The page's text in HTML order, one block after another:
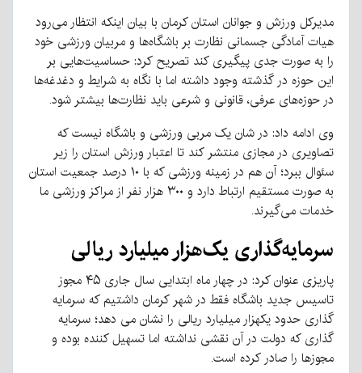
مدیرکل ورزش و جوانان استان کرمان با بیان اینکه انتظار می‌رود
هیات آمادگی جسمانی نظارت بر باشگاه‌ها و مربیان ورزشی خود
را به صورت جدی پیگیری کند تصریح کرد: حساسیت‌هایی بر
این حوزه در گذشته وجود داشته اما با نگاه به شرایط و دغدغه‌ها
در حوزه‌های عرفی، قانونی و شرعی باید نظارت‌ها بیشتر شود.
وی ادامه داد: در شان یک مربی ورزشی و باشگاه نیست که
تصاویری در مجازی منتشر کند تا اعتبار ورزش استان را زیر
سئوال ببرد؛ آن هم در زمینه ورزشی که با ۱۰ درصد جمعیت استان
به صورت مستقیم ارتباط دارد و ۳۰۰ هزار نفر از مراکز ورزشی ما
خدمات می‌گیرند.
سرمایه‌گذاری یک‌هزار میلیارد ریالی
پاریزی عنوان کرد: در چهار ماه ابتدایی سال جاری ۴۵ مجوز
تاسیس جدید باشگاه فقط در شهر کرمان داشتیم که سرمایه
گذاری حدود یکهزار میلیارد ریالی را نشان می دهد؛ سرمایه
گذاری که دولت در آن نقشی نداشته اما تسهیل کننده بوده و
مجوزها را صادر کرده است.